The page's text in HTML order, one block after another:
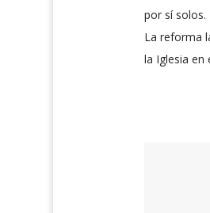
por sí solos.
La reforma
la Iglesia en